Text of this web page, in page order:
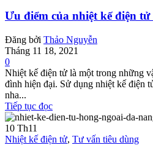
Ưu điểm của nhiệt kế điện
Đăng bởi Thảo Nguyễn
Tháng 11 18, 2021
0
Nhiệt kế điện tử là một trong những
đình hiện đại. Sử dụng nhiệt kế điện
nha...
Tiếp tục đọc
10 Th11
Nhiệt kế điện tử, Tư vấn tiêu dùng